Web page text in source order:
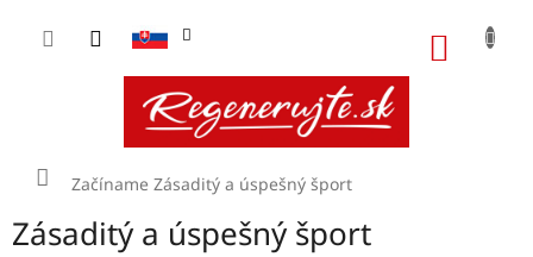
Domov
Začíname Zásaditý a úspešný šport
Zásaditý a úspešný šport